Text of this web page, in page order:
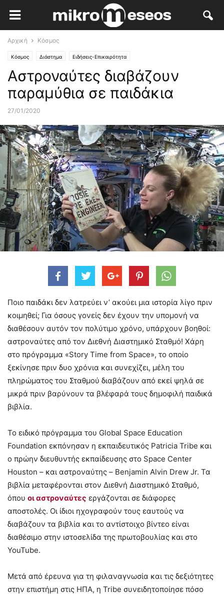
Αρχική Κόσμος
Κόσμος Διάστημα Ειδήσεις-Επικαιρότητα
Αστροναύτες διαβάζουν
παραμύθια σε παιδάκια
27/01/2020
Ποιο παιδάκι δεν λατρεύει ν’ ακούει μια ιστορία λίγο πριν
κοιμηθεί; Για όσους γονείς δεν έχουν την υπομονή να
διαθέσουν αυτόν τον πολύτιμο χρόνο, υπάρχουν βοηθοί:
αστροναύτες από τον Διεθνή Διαστημικό Σταθμό! Χάρη
στο πρόγραμμα «Story Time from Space», το οποίο
ξεκίνησε πριν δυο χρόνια και συνεχίζει, μέλη του
πληρώματος του Σταθμού διαβάζουν από εκεί ψηλά σε
μικρά πριν βαρύνουν τα βλέφαρά τους δημοφιλή παιδικά
βιβλία.
Το ειδικό πρόγραμμα του Global Space Education
Foundation εκπόνησαν η εκπαιδευτικός Patricia Tribe και
ο πρώην διευθυντής εκπαίδευσης στο Space Center
Houston – και αστροναύτης – Benjamin Alvin Drew Jr. Τα
βιβλία μεταφέρονται στον Διεθνή Διαστημικό Σταθμό,
όπου οι αστροναύτες εργάζονται σε διάφορες
αποστολές. Οι ίδιοι ηχογραφούν τους εαυτούς να
διαβάζουν τα βιβλία και το αντίστοιχο βίντεο είναι
διαθέσιμο στην ιστοσελίδα της πρωτοβουλίας και στο
YouTube.
Μετά από έρευνα για τη φιλαναγνωσία και τις δεξιότητες
στην επιστήμη στις ΗΠΑ, η Tribe συνειδητοποίησε πόσο